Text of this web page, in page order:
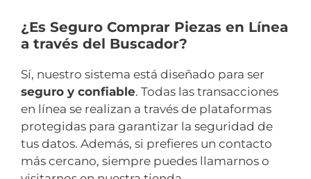
¿Es Seguro Comprar Piezas en Línea
a través del Buscador?
Sí, nuestro sistema está diseñado para ser
seguro y confiable. Todas las transacciones
en línea se realizan a través de plataformas
protegidas para garantizar la seguridad de
tus datos. Además, si prefieres un contacto
más cercano, siempre puedes llamarnos o